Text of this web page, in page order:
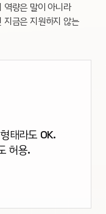
역량은 말이 아니라
지금은 지원하지 않는
태라도 OK.
허용.